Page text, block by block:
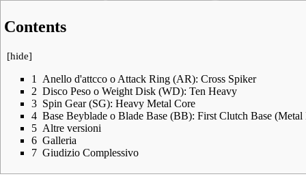
Contents
[hide]
1
Anello d'attcco o Attack Ring (AR): Cross Spiker
2 Disco Peso o Weight Disk (WD): Ten Heavy
3 Spin Gear (SG): Heavy Metal Core
4 Base Beyblade o Blade Base (BB): First Clutch Base
5 Altre versioni
6 Galleria
7 Giudizio Complessivo